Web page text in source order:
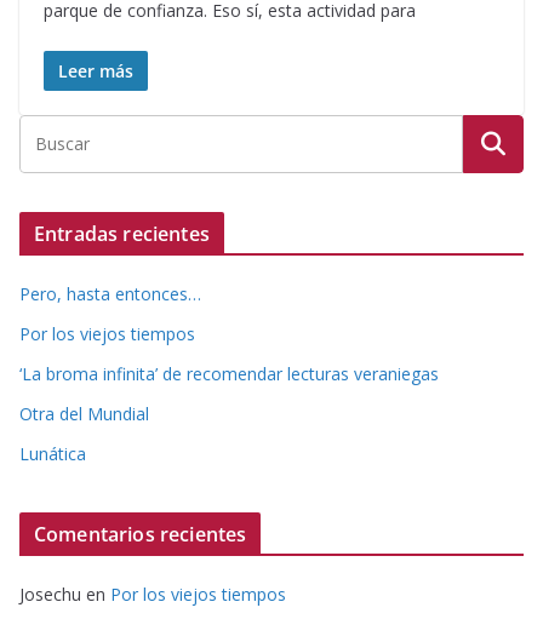
parque de confianza. Eso sí, esta actividad para
Leer más
Entradas recientes
Pero, hasta entonces…
Por los viejos tiempos
‘La broma infinita’ de recomendar lecturas veraniegas
Otra del Mundial
Lunática
Comentarios recientes
Josechu en Por los viejos tiempos